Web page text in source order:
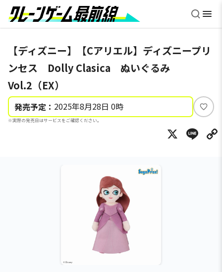
【ディズニー】【Cアリエル】ディズニープリ
ンセス Dolly Clasica ぬいぐるみ
Vol.2（EX）
発売予定： 2025年8月28日 0時
※実際の発売日はサービスをご確認ください。
い
ね
X